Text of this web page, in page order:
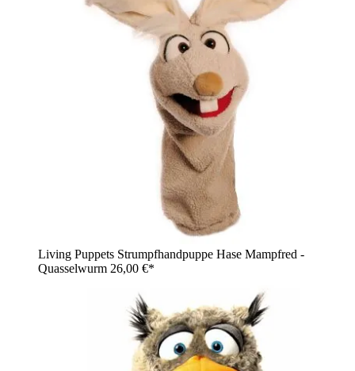
Living Puppets Strumpfhandpuppe Hase Mampfred -
Quasselwurm 26,00 €*